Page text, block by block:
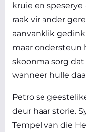
kruie en speserye
raak vir ander
aanvanklik
maar ondersteun
skoonma sorg dat
wanneer hulle
Petro se
deur haar storie.
Tempel van die